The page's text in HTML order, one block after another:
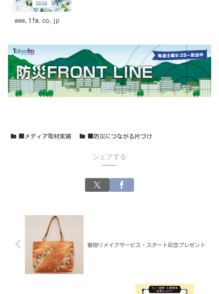
www.tfm.co.jp
■メディア取材実績 ■防災につながる片づけ
シェアする
着物リメイクサービス・スタート記念プレゼント